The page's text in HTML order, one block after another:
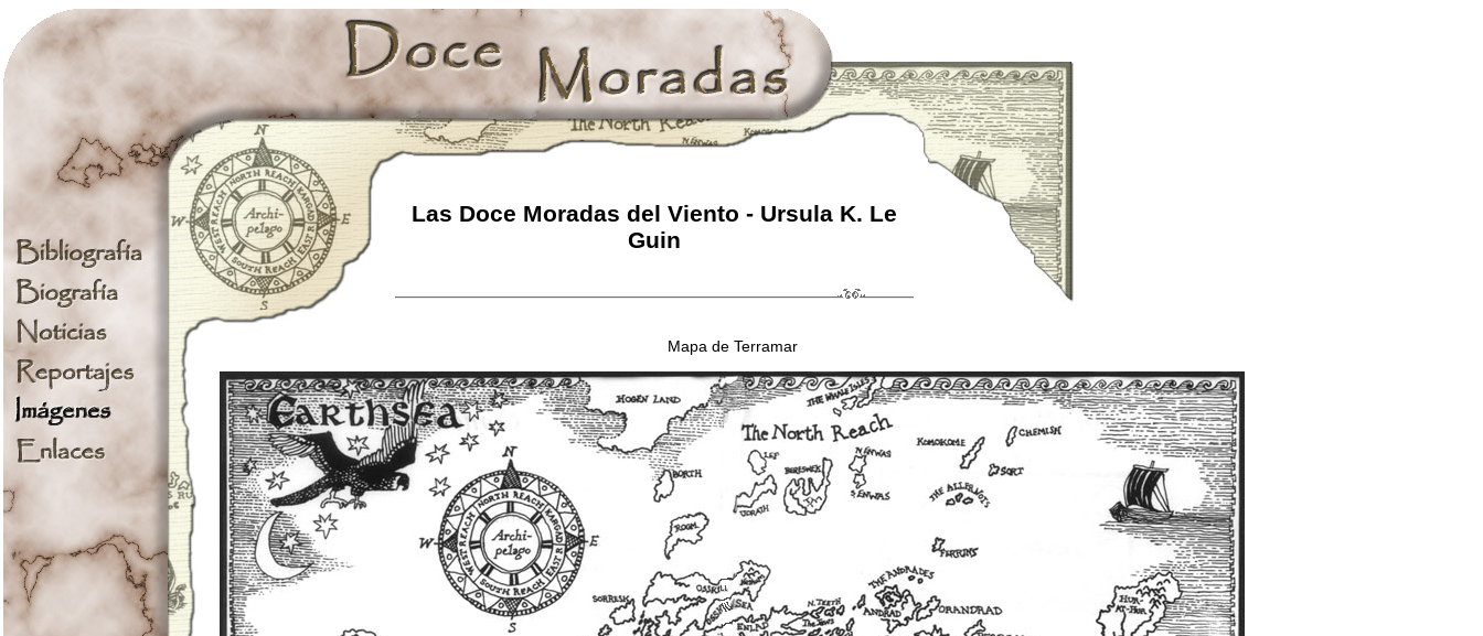
Las Doce Moradas del Viento - Ursula K. Le
Guin
Mapa de Terramar